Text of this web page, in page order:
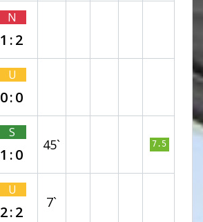
N
1:2
U
0:0
S
1:0
45` 7.5
U
2:2
7`